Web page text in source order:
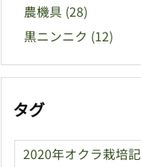
農機具 (28)
黒ニンニク (12)
タグ
2020年オクラ栽培記